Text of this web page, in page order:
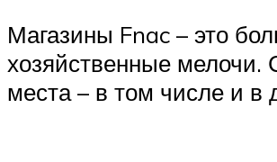
Магазины Fnac – это
хозяйственные мелочи.
места – в том числе и в